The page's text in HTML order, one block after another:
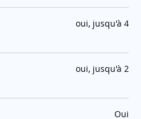
:oui, jusqu'à 4
:oui, jusqu'à 2
:Oui